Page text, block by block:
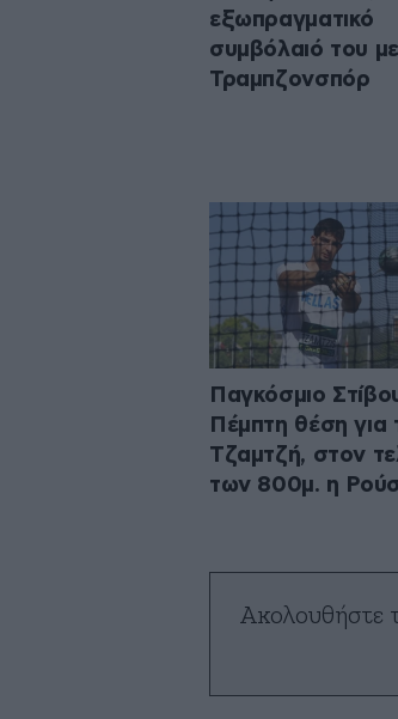
εξωπραγματικό
συμβόλαιό του
Τραμπζονσπόρ
Παγκόσμιο
Πέμπτη θέση για
Τζαμτζή, στον
των 800μ. η
Ακολουθήστε